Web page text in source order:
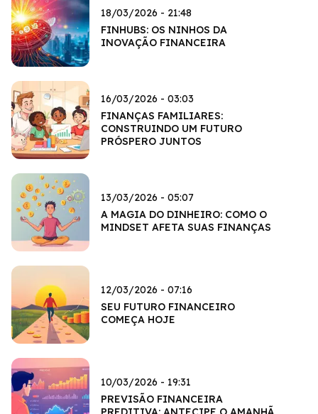
18/03/2026 - 21:48
FINHUBS: OS NINHOS DA
INOVAÇÃO FINANCEIRA
16/03/2026 - 03:03
FINANÇAS FAMILIARES:
CONSTRUINDO UM FUTURO
PRÓSPERO JUNTOS
13/03/2026 - 05:07
A MAGIA DO DINHEIRO: COMO O
MINDSET AFETA SUAS FINANÇAS
12/03/2026 - 07:16
SEU FUTURO FINANCEIRO
COMEÇA HOJE
10/03/2026 - 19:31
PREVISÃO FINANCEIRA